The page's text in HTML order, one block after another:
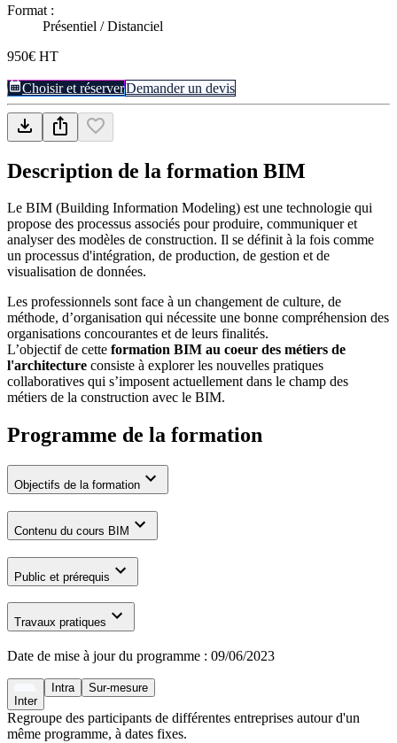
Format :
Présentiel / Distanciel
950€ HT
Choisir et réserverDemander un devis
Description de la formation BIM
Le BIM (Building Information Modeling) est une technologie qui
propose des processus associés pour produire, communiquer et
analyser des modèles de construction. Il se définit à la fois comme
un processus d'intégration, de production, de gestion et de
visualisation de données.
Les professionnels sont face à un changement de culture, de
méthode, d’organisation qui nécessite une bonne compréhension des
organisations concourantes et de leurs finalités.
L’objectif de cette formation BIM au coeur des métiers de
l'architecture consiste à explorer les nouvelles pratiques
collaboratives qui s’imposent actuellement dans le champ des
métiers de la construction avec le BIM.
Programme de la formation
Objectifs de la formation
Contenu du cours BIM
Public et prérequis
Travaux pratiques
Date de mise à jour du programme : 09/06/2023
Inter
Intra Sur-mesure
Regroupe des participants de différentes entreprises autour d'un
même programme, à dates fixes.